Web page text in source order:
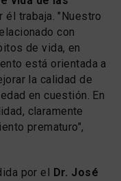
él trabaja. "Nuestro
con
de vida, en
está orientada a
la calidad de
en cuestión. En
claramente
prematuro",
por el
Dr. José